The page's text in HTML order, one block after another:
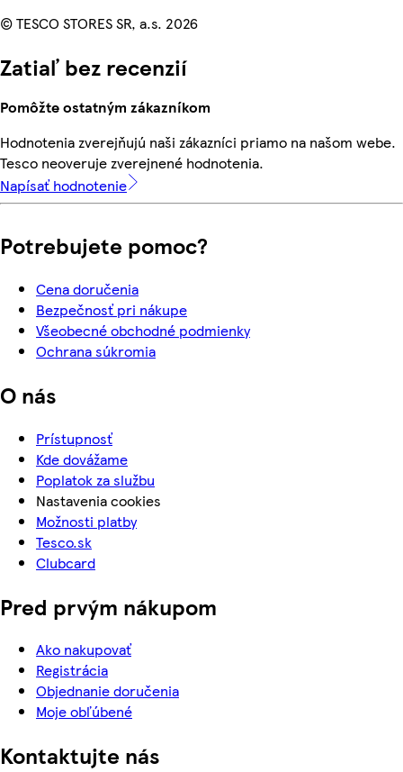
© TESCO STORES SR, a.s. 2026
Zatiaľ bez recenzií
Pomôžte ostatným zákazníkom
Hodnotenia zverejňujú naši zákazníci priamo na našom webe.
Tesco neoveruje zverejnené hodnotenia.
Napísať hodnotenie
Potrebujete pomoc?
Cena doručenia
Bezpečnosť pri nákupe
Všeobecné obchodné podmienky
Ochrana súkromia
O nás
Prístupnosť
Kde dovážame
Poplatok za službu
Nastavenia cookies
Možnosti platby
Tesco.sk
Clubcard
Pred prvým nákupom
Ako nakupovať
Registrácia
Objednanie doručenia
Moje obľúbené
Kontaktujte nás